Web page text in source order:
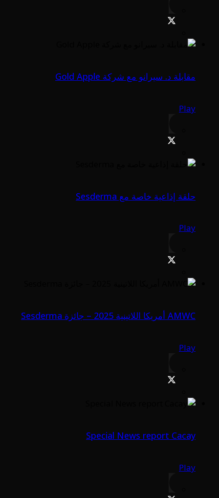
مقابلة د. سيرانو مع شركة Gold Apple
Play
حلقة إذاعية خاصة مع Sesderma
Play
AMWC أمريكا اللاتينية 2025 – جائزة Sesderma
Play
Special News report Cacay
Play